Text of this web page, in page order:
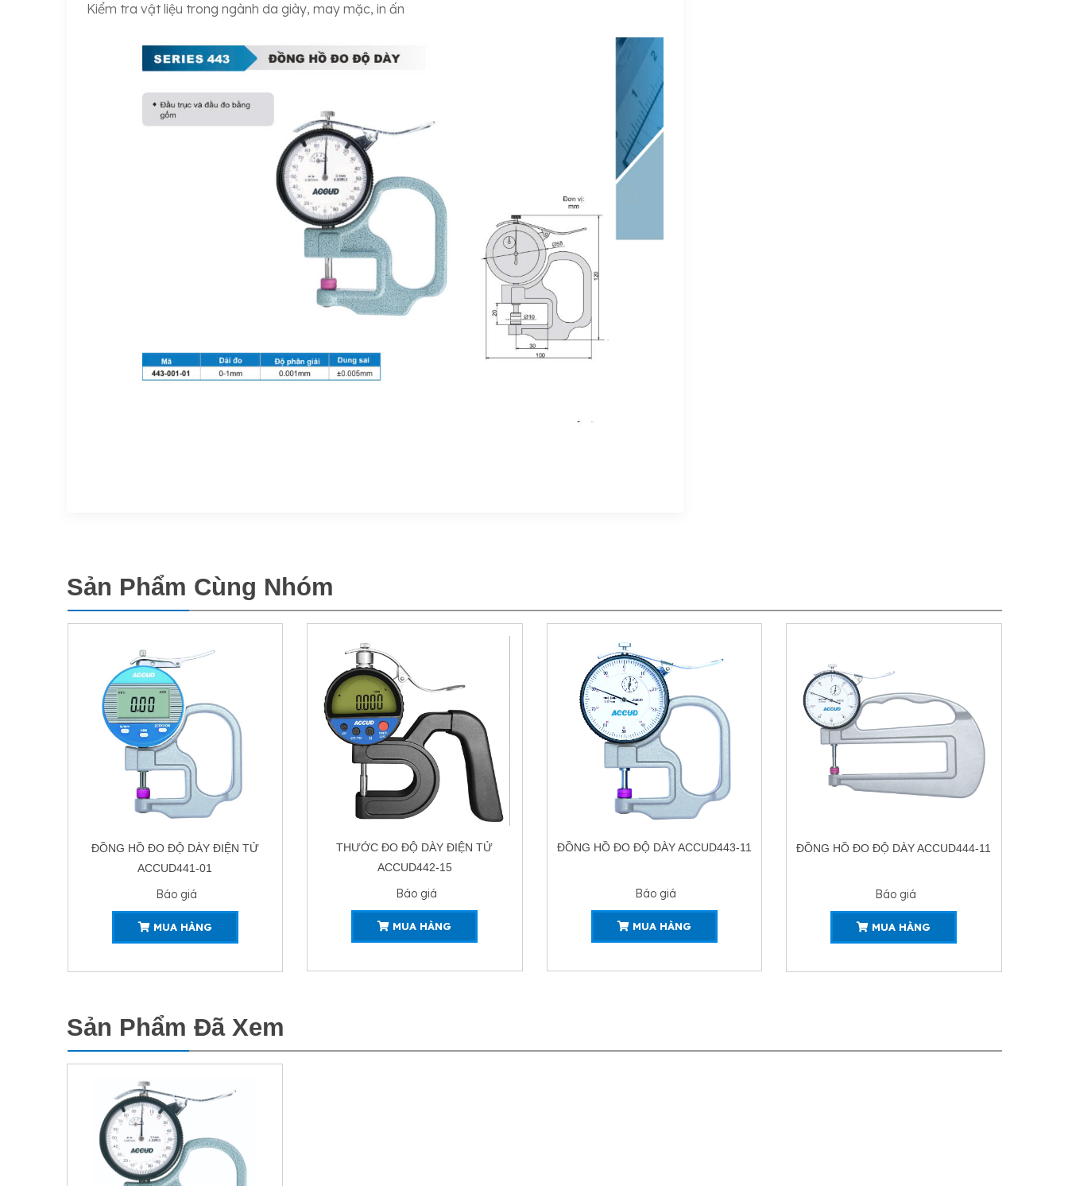
Kiểm tra vật liệu trong ngành da giày, may mặc, in ấn
Sản Phẩm Cùng Nhóm
THƯỚC ĐO ĐỘ DÀY ĐIỆN TỬ
ACCUD442-15
Báo giá
MUA HÀNG
ĐỒNG HỒ ĐO ĐỘ DÀY ACCUD443-11
Báo giá
MUA HÀNG
ĐỒNG HỒ ĐO ĐỘ DÀY ACCUD444-11
Báo giá
MUA HÀNG
ĐỒNG HỒ ĐO ĐỘ DÀY ACCUD446-11
Báo giá
MUA HÀNG
Sản Phẩm Đã Xem